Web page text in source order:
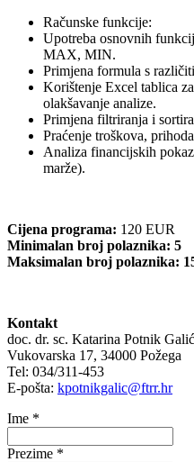
Računske funkcije:
Upotreba osnovnih
MAX, MIN.
Primjena formula s
Korištenje Excel tablica
olakšavanje analize.
Primjena filtriranja i
Praćenje troškova,
Analiza financijskih
marže).
Cijena programa: 120 EUR
Minimalan broj polaznika: 5
Maksimalan broj polaznika:
Kontakt
doc. dr. sc. Katarina Potnik Galić
Vukovarska 17, 34000 Požega
Tel: 034/311-453
E-pošta: kpotnikgalic@ftrr.hr
Ime *
Prezime *